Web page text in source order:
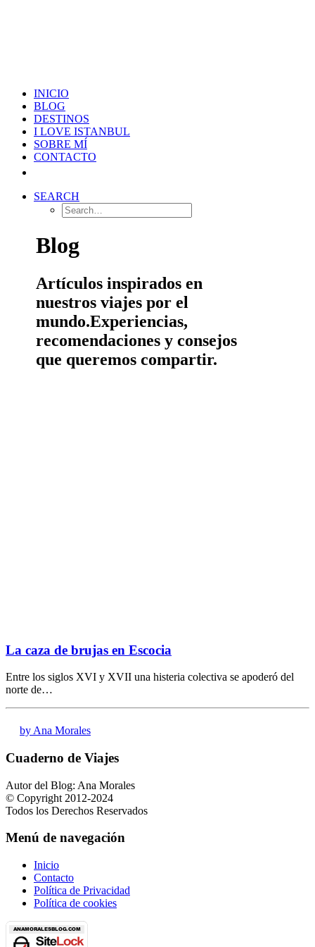
INICIO
BLOG
DESTINOS
I LOVE ISTANBUL
SOBRE MÍ
CONTACTO
SEARCH
Blog
Artículos inspirados en
nuestros viajes por el
mundo.Experiencias,
recomendaciones y consejos
que queremos compartir.
La caza de brujas en Escocia
Entre los siglos XVI y XVII una histeria colectiva se apoderó del
norte de…
by Ana Morales
Cuaderno de Viajes
Autor del Blog: Ana Morales
© Copyright 2012-2024
Todos los Derechos Reservados
Menú de navegación
Inicio
Contacto
Política de Privacidad
Política de cookies